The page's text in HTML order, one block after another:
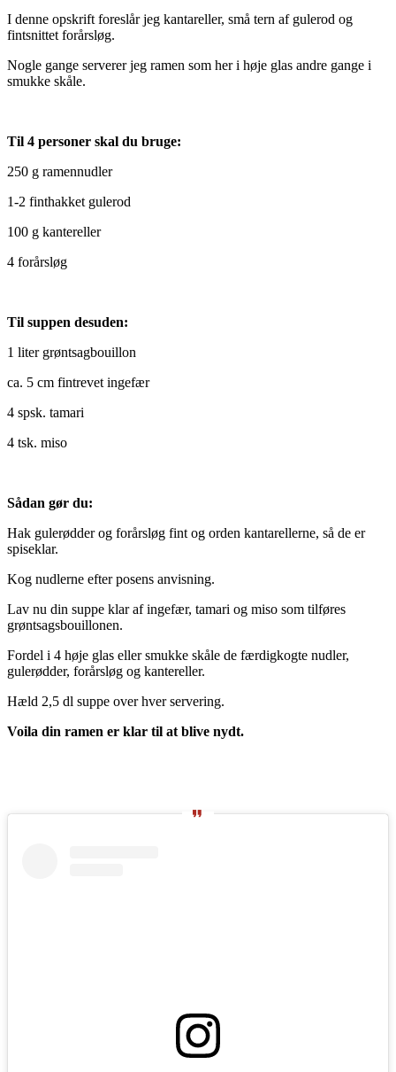
I denne opskrift foreslår jeg kantareller, små tern af gulerod og
fintsnittet forårsløg.
Nogle gange serverer jeg ramen som her i høje glas andre gange i
smukke skåle.
Til 4 personer skal du bruge:
250 g ramennudler
1-2 finthakket gulerod
100 g kantereller
4 forårsløg
Til suppen desuden:
1 liter grøntsagbouillon
ca. 5 cm fintrevet ingefær
4 spsk. tamari
4 tsk. miso
Sådan gør du:
Hak gulerødder og forårsløg fint og orden kantarellerne, så de er
spiseklar.
Kog nudlerne efter posens anvisning.
Lav nu din suppe klar af ingefær, tamari og miso som tilføres
grøntsagsbouillonen.
Fordel i 4 høje glas eller smukke skåle de færdigkogte nudler,
gulerødder, forårsløg og kantereller.
Hæld 2,5 dl suppe over hver servering.
Voila din ramen er klar til at blive nydt.